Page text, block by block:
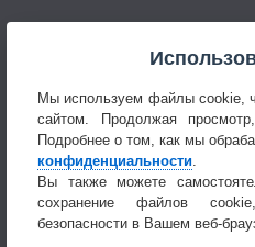
Мы используем файлы cookie,
сайтом. Продолжая
Подробнее о том, как мы
конфиденциальности
Вы также можете
сохранение файлов
безопасности в Вашем веб-